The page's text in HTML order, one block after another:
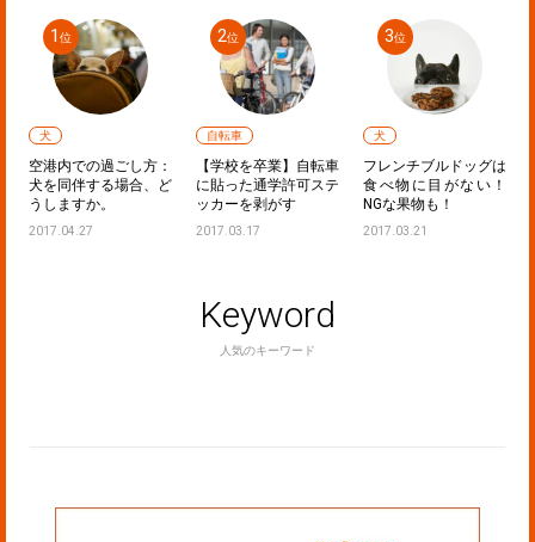
犬
空港内での過ごし方：
犬を同伴する場合、ど
うしますか。
2017.04.27
自転車
【学校を卒業】自転車
に貼った通学許可ステ
ッカーを剥がす
2017.03.17
犬
フレンチブルドッグは
食べ物に目がない！
NGな果物も！
2017.03.21
Keyword
人気のキーワード